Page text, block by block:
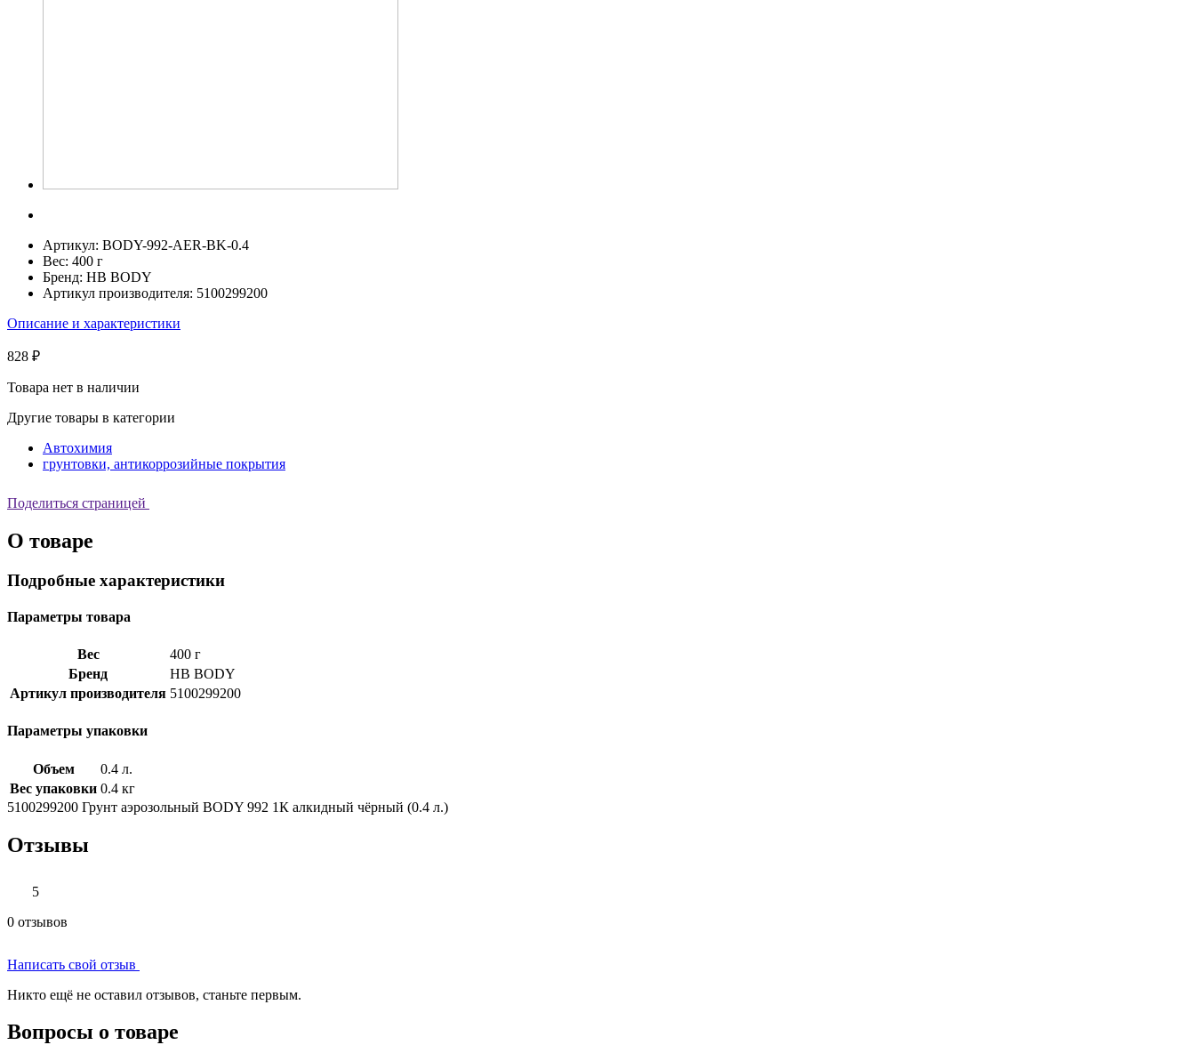
Артикул: BODY-992-AER-BK-0.4
Вес: 400 г
Бренд: HB BODY
Артикул производителя: 5100299200
Описание и характеристики
828 ₽
Товара нет в наличии
Другие товары в категории
Автохимия
грунтовки, антикоррозийные покрытия
Поделиться страницей
О товаре
Подробные характеристики
Параметры товара
Вес
400 г
Бренд
HB BODY
Артикул производителя 5100299200
Параметры упаковки
Объем
0.4 л.
Вес упаковки 0.4 кг
5100299200 Грунт аэрозольный BODY 992 1К алкидный чёрный (0.4 л.)
Отзывы
5
0 отзывов
Написать свой отзыв
Никто ещё не оставил отзывов, станьте первым.
Вопросы о товаре